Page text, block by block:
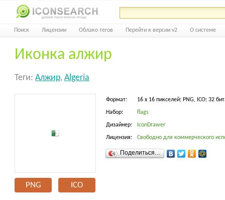
Поиск Лицензии Облако тегов Перейти к версии v2 О системе
Иконка алжир
Теги: Алжир, Algeria
PNG ICO
Формат: 16 x 16 пикселей; PNG, ICO; 32
Набор: flags
Дизайнер: IconDrawer
Лицензия: Свободно для коммерческого
Поделиться…